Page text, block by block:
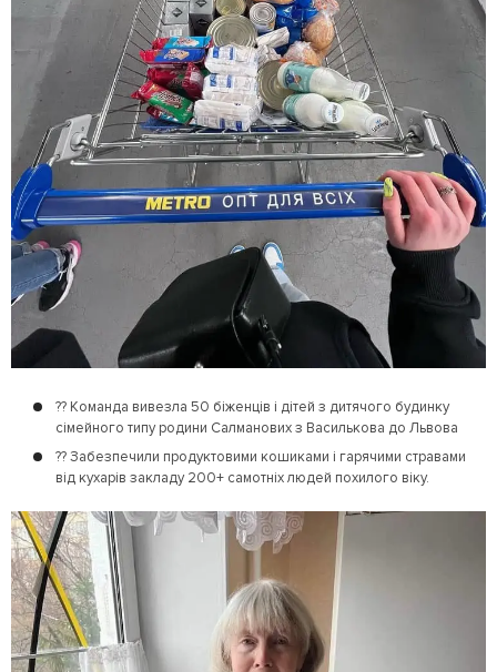
?? Команда вивезла 50 біженців і дітей з дитячого будинку
сімейного типу родини Салманових з Василькова до Львова
?? Забезпечили продуктовими кошиками і гарячими стравами
від кухарів закладу 200+ самотніх людей похилого віку.